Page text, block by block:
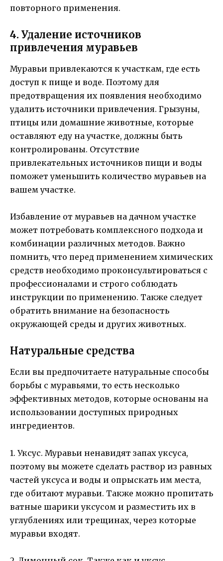
повторного применения.
4. Удаление источников
привлечения муравьев
Муравьи привлекаются к участкам, где есть
доступ к пище и воде. Поэтому для
предотвращения их появления необходимо
удалить источники привлечения. Грызуны,
птицы или домашние животные, которые
оставляют еду на участке, должны быть
контролированы. Отсутствие
привлекательных источников пищи и воды
поможет уменьшить количество муравьев на
вашем участке.
Избавление от муравьев на дачном участке
может потребовать комплексного подхода и
комбинации различных методов. Важно
помнить, что перед применением химических
средств необходимо проконсультироваться с
профессионалами и строго соблюдать
инструкции по применению. Также следует
обратить внимание на безопасность
окружающей среды и других животных.
Натуральные средства
Если вы предпочитаете натуральные способы
борьбы с муравьями, то есть несколько
эффективных методов, которые основаны на
использовании доступных природных
ингредиентов.
1. Уксус. Муравьи ненавидят запах уксуса,
поэтому вы можете сделать раствор из равных
частей уксуса и воды и опрыскать им места,
где обитают муравьи. Также можно пропитать
ватные шарики уксусом и разместить их в
углублениях или трещинах, через которые
муравьи входят.